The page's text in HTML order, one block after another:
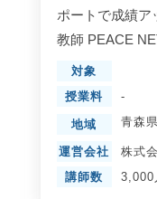
ポートで成績ア
教師 PEACE
対象
授業料
-
地域 青森県
運営会社
株式
講師数
3,000